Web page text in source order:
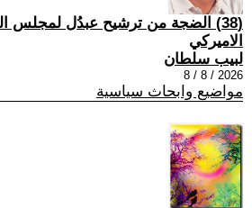
(38) الضجة من ترشيح عبدُل لمجلس
الاميركي
لبيب سلطان
2026 / 8 / 8
مواضيع وابحاث سياسية